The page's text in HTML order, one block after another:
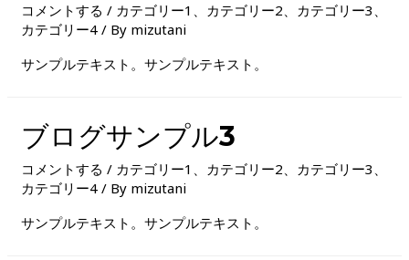
コメントする / カテゴリー1 、 カテゴリー2、 カテゴリー3 、
カテゴリー4 / By mizutani
サンプルテキスト。サンプルテキスト。
ブログサンプル3
コメントする / カテゴリー1 、 カテゴリー2、 カテゴリー3 、
カテゴリー4 / By mizutani
サンプルテキスト。サンプルテキスト。